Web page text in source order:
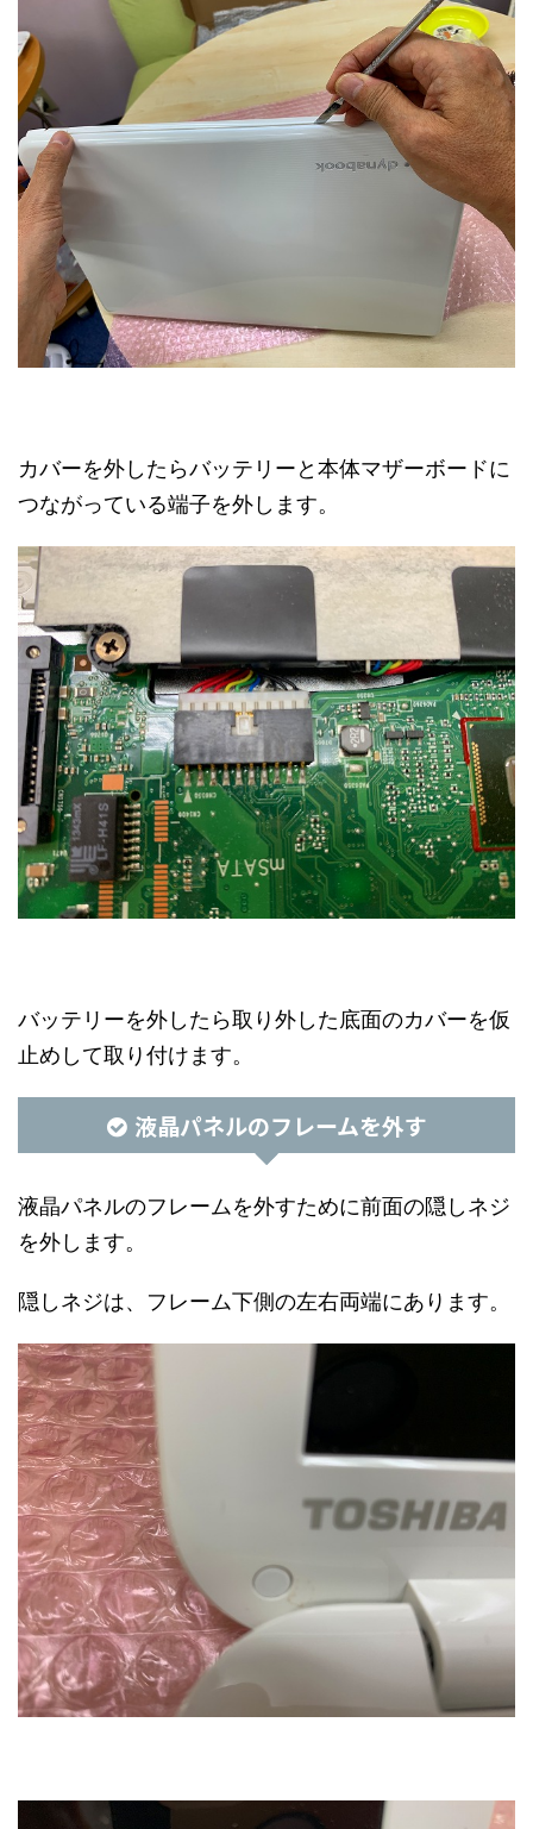
カバーを外したらバッテリーと本体マザーボードに
つながっている端子を外します。
バッテリーを外したら取り外した底面のカバーを仮
止めして取り付けます。
液晶パネルのフレームを外す
液晶パネルのフレームを外すために前面の隠しネジ
を外します。
隠しネジは、フレーム下側の左右両端にあります。